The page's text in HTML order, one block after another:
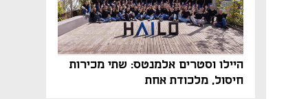
היילו וסטרים אלמנטס: שתי מכירות
חיסול, מלכודת אחת